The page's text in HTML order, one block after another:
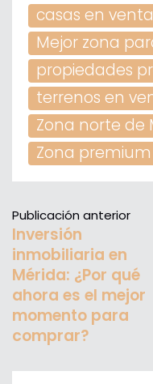
casas en
Mejor zona
propiedades
terrenos en
Zona norte de
Zona
Publicación anterior
Inversión
inmobiliaria en
Mérida: ¿Por qué
ahora es el mejor
momento para
comprar?